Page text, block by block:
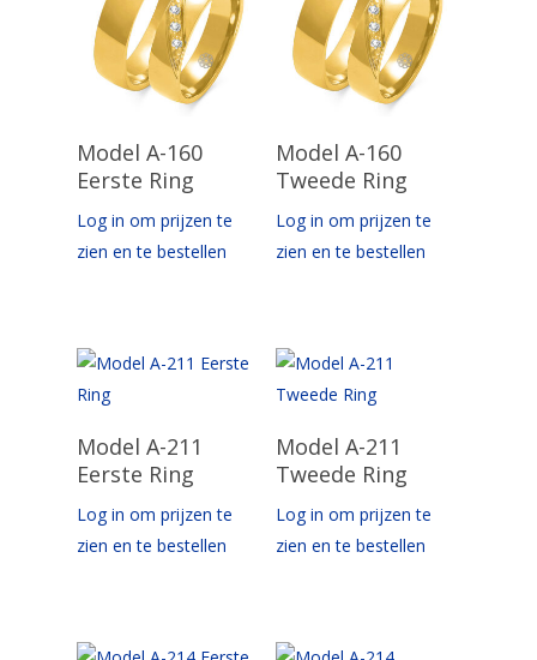
Opties Selecteren
Model A-160
Eerste Ring
Log in om prijzen te
zien en te bestellen
Opties Selecteren
Model A-160
Tweede Ring
Log in om prijzen te
zien en te bestellen
Opties Selecteren
Model A-211
Eerste Ring
Log in om prijzen te
zien en te bestellen
Opties Selecteren
Model A-211
Tweede Ring
Log in om prijzen te
zien en te bestellen